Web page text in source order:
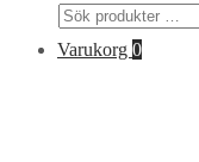
Sök
efter:
Varukorg 0